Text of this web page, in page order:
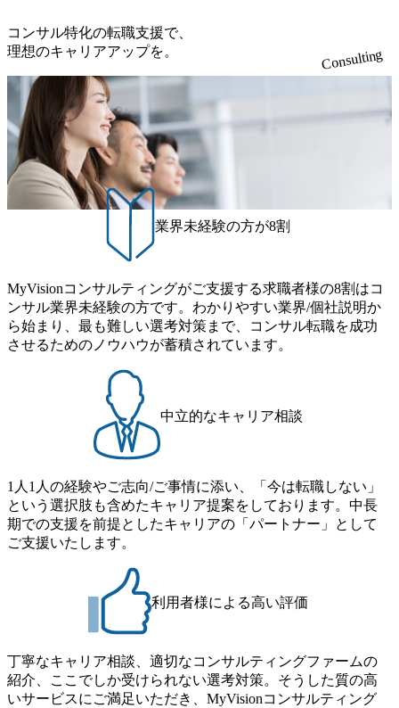
・AI
調査・
イアントの意思決定を支える
資料作成・報告・壁打ち役 ・
メンバーの業務進行管理・品
ライアント両方とのブリッジ
必要 ●変更の範囲 業務内容:
会社の定める業務
コンサル特化の転職支援で、
理想のキャリアアップを。
Consulting
業界未経験の方が8割
MyVisionコンサルティングがご支援する求職者様の8割はコ
ンサル業界未経験の方です。わかりやすい業界/個社説明か
ら始まり、最も難しい選考対策まで、コンサル転職を成功
させるためのノウハウが蓄積されています。
中立的なキャリア相談
1人1人の経験やご志向/ご事情に添い、「今は転職しない」
という選択肢も含めたキャリア提案をしております。中長
期での支援を前提としたキャリアの「パートナー」として
ご支援いたします。
利用者様による高い評価
丁寧なキャリア相談、適切なコンサルティングファームの
紹介、ここでしか受けられない選考対策。そうした質の高
いサービスにご満足いただき、MyVisionコンサルティング